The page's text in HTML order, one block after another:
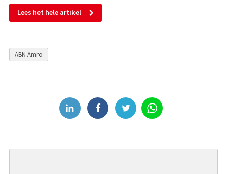
Lees het hele artikel
ABN Amro